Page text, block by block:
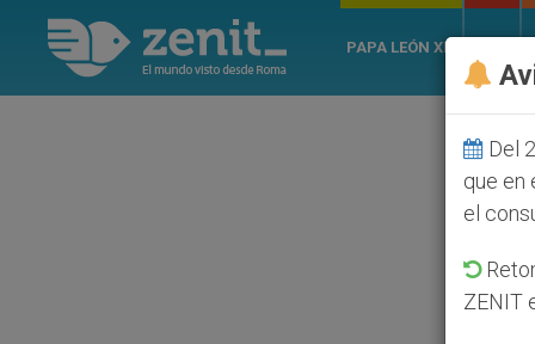
PAPA LEÓN XIV
Del
que en
el
ZENIT